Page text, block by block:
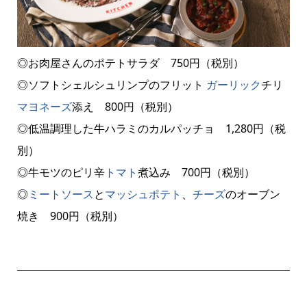
◎お肉屋さんのポテトサラダ 750円（税別）
◎ソフトシェルシュリンプのフリット ガーリックチリ
マヨネーズ添え 800円（税別）
◎低温調理した牛ハラミのカルパッチョ 1,280円（税
別）
◎牛モツのピリ辛トマト煮込み 700円（税別）
◎ミートソースとマッシュポテト 、 チーズのオーブン
焼き 900円（税別）